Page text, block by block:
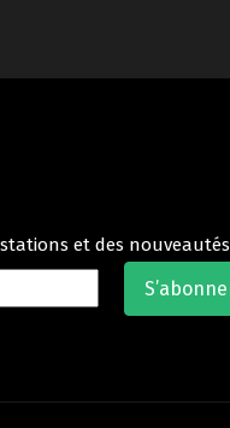
et des nouveautés